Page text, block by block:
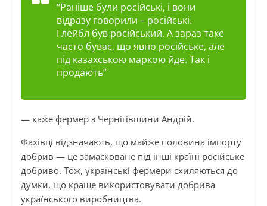
“Раніше були російські, і вони
відразу говорили – російські.
І лейбл був російський. А зараз таке
часто буває, що явно російське, але
під казахською маркою йде. Так і
продають”
— каже фермер з Чернігівщини Андрій.
Фахівці відзначають, що майже половина імпорту
добрив — це замасковане під інші країні російське
добриво. Тож, українські фермери схиляються до
думки, що краще використовувати добрива
українського виробництва.